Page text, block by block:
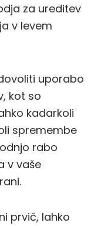
za ureditev
v levem
uporabo
kot so
kadarkoli
spremembe
rabo
v vaše
prvič, lahko